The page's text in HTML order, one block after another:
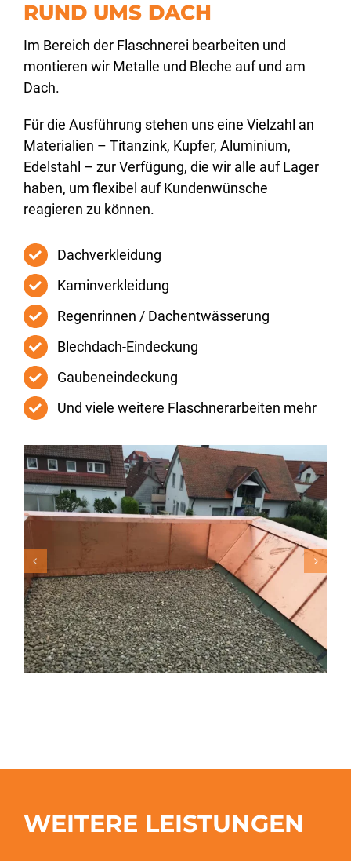
RUND UMS DACH
Im Bereich der Flaschnerei bearbeiten und
montieren wir Metalle und Bleche auf und am
Dach.
Für die Ausführung stehen uns eine Vielzahl an
Materialien – Titanzink, Kupfer, Aluminium,
Edelstahl – zur Verfügung, die wir alle auf Lager
haben, um flexibel auf Kundenwünsche
reagieren zu können.
Dachverkleidung
Kaminverkleidung
Regenrinnen / Dachentwässerung
Blechdach-Eindeckung
Gaubeneindeckung
Und viele weitere Flaschnerarbeiten mehr
WEITERE LEISTUNGEN